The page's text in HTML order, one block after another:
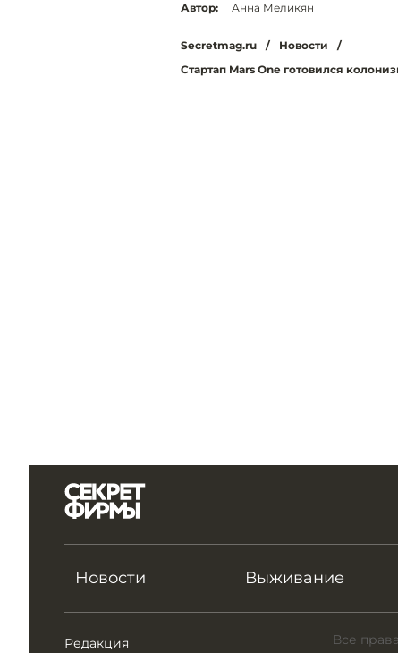
Автор: Анна Меликян
Secretmag.ru / Новости
/
Стартап Mars One готовился
Новости Выживание
Редакция
Все